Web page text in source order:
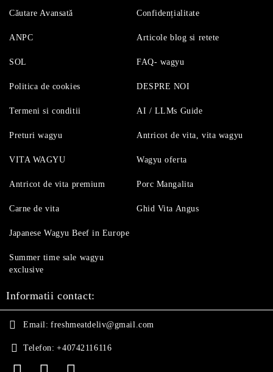
Căutare Avansată Confidențialitate
ANPC
SOL
Politica de cookies
Termeni si conditii
Articole blog si retete
FAQ- wagyu
DESPRE NOI
AI / LLMs Guide
Preturi wagyu
VITA WAGYU
Antricot de vita premium
Carne de vita
Antricot de vita, vita wagyu
Wagyu oferta
Porc Mangalita
Ghid Vita Angus
Japanese Wagyu Beef in Europe
Summer time sale wagyu
exclusive
Informatii contact:
Email: freshmeatdeliv@gmail.com
Telefon: +40742116116